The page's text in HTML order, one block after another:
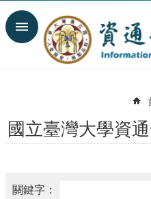
跳到主要內容區塊
進
首
頁
首
國立臺灣大學資